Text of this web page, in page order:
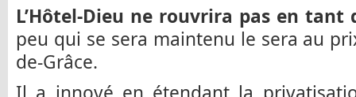
L’Hôtel-Dieu ne rouvrira pas en
peu qui se sera maintenu le sera au
de-Grâce.